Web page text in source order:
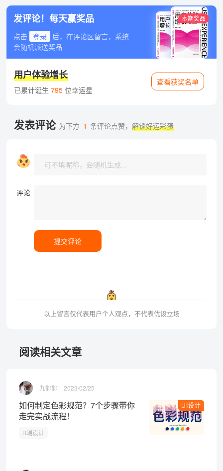
发评论！每天赢奖品
点击 登录
后，在评论区留言，系统
会随机派送奖品
本期奖品
用户体验增长
已累计诞生 795位幸运星
查看获奖名单
发表评论 为下方 1 条评论点赞，解锁好运彩蛋
评论
提交评论
以上留言仅代表用户个人观点，不代表优设立场
阅读相关文章
九馡馡 2023/02/25
UI设计
如何制定色彩规范？7个步骤带你
走完实战流程！
B端设计